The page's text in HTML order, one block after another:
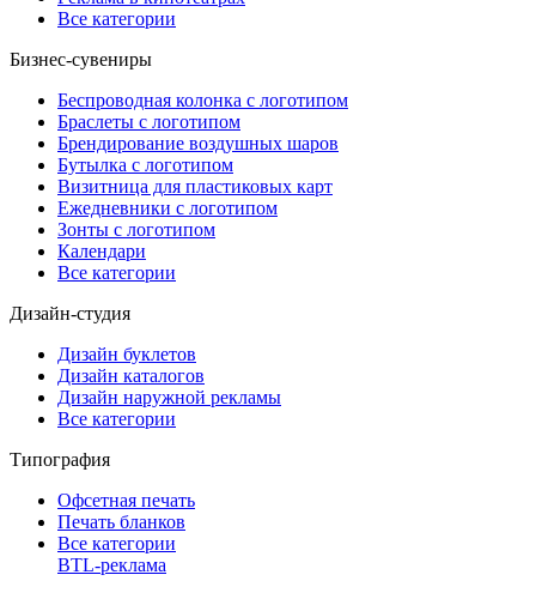
Все категории
Бизнес-сувениры
Беспроводная колонка с логотипом
Браслеты с логотипом
Брендирование воздушных шаров
Бутылка с логотипом
Визитница для пластиковых карт
Ежедневники с логотипом
Зонты с логотипом
Календари
Все категории
Дизайн-студия
Дизайн буклетов
Дизайн каталогов
Дизайн наружной рекламы
Все категории
Типография
Офсетная печать
Печать бланков
Все категории
BTL-реклама